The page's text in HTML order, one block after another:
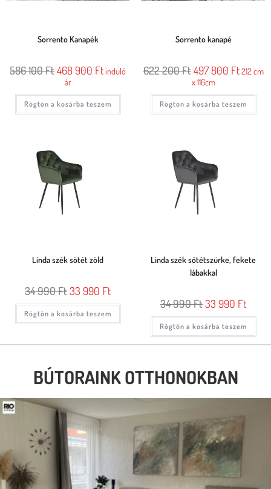
Sorrento Kanapék
586 100Ft468 900 Ftinduló
ár
Rögtön a kosárba teszem
Sorrento kanapé
622 200Ft 497 800 Ft212 cm
x 116cm
Rögtön a kosárba teszem
Linda szék sötét zöld
34 990Ft33 990 Ft
Rögtön a kosárba teszem
Linda szék sötétszürke, fekete
lábakkal
34 990Ft33 990 Ft
Rögtön a kosárba teszem
BÚTORAINK OTTHONOKBAN